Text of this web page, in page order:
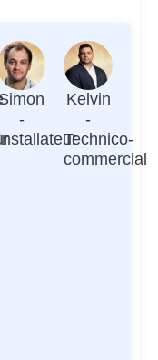
-
Kelvin
-
Technico-
commercial